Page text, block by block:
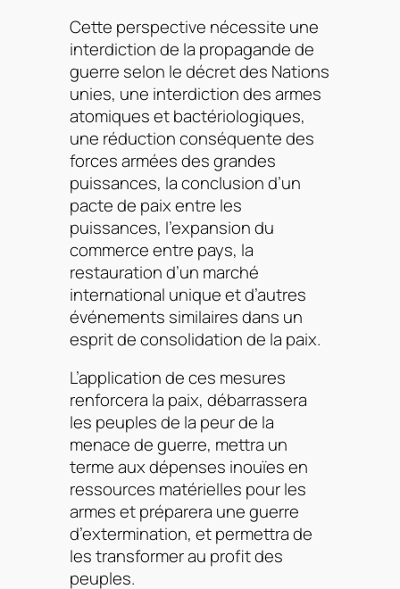
Cette perspective nécessite une
interdiction de la propagande de
guerre selon le décret des Nations
unies, une interdiction des armes
atomiques et bactériologiques,
une réduction conséquente des
forces armées des grandes
puissances, la conclusion d’un
pacte de paix entre les
puissances, l’expansion du
commerce entre pays, la
restauration d’un marché
international unique et d’autres
événements similaires dans un
esprit de consolidation de la paix.
L’application de ces mesures
renforcera la paix, débarrassera
les peuples de la peur de la
menace de guerre, mettra un
terme aux dépenses inouïes en
ressources matérielles pour les
armes et préparera une guerre
d’extermination, et permettra de
les transformer au profit des
peuples.